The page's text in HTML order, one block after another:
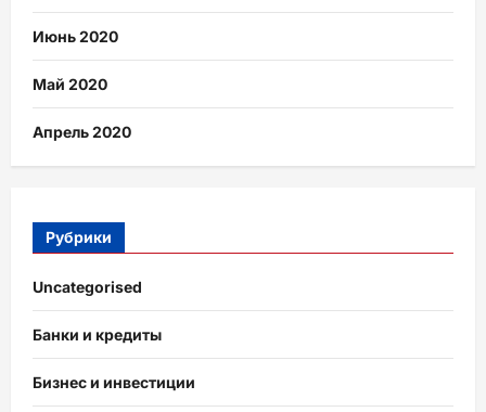
Июнь 2020
Май 2020
Апрель 2020
Рубрики
Uncategorised
Банки и кредиты
Бизнес и инвестиции